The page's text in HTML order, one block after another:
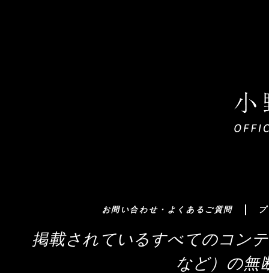
お問い合わせ・よくあるご質問
掲載されているすべてのコン
など）の無